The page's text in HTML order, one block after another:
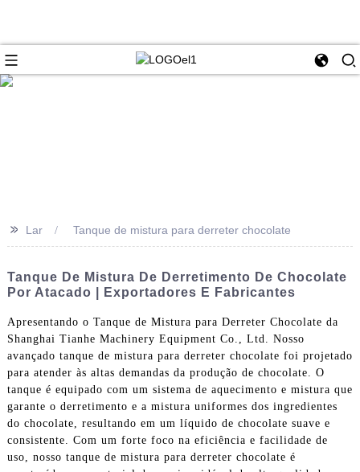
>> Lar Tanque de mistura para derreter chocolate
Tanque De Mistura De Derretimento De Chocolate
Por Atacado | Exportadores E Fabricantes
Apresentando o Tanque de Mistura para Derreter Chocolate da
Shanghai Tianhe Machinery Equipment Co., Ltd. Nosso
avançado tanque de mistura para derreter chocolate foi projetado
para atender às altas demandas da produção de chocolate. O
tanque é equipado com um sistema de aquecimento e mistura que
garante o derretimento e a mistura uniformes dos ingredientes
do chocolate, resultando em um líquido de chocolate suave e
consistente. Com um forte foco na eficiência e facilidade de
uso, nosso tanque de mistura para derreter chocolate é